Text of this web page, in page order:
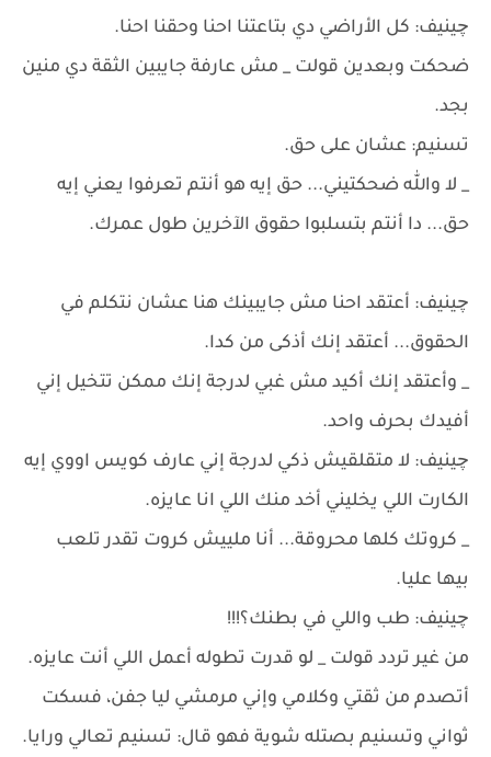
چينيف: كل الأراضي دي بتاعتنا احنا وحقنا احنا.
ضحكت وبعدين قولت _ مش عارفة جايبين الثقة دي منين
بجد.
تسنيم: عشان على حق.
_ لا والله ضحكتيني... حق إيه هو أنتم تعرفوا يعني إيه
حق... دا أنتم بتسلبوا حقوق الآخرين طول عمرك.
چينيف: أعتقد احنا مش جايبينك هنا عشان نتكلم في
الحقوق... أعتقد إنك أذكى من كدا.
_ وأعتقد إنك أكيد مش غبي لدرجة إنك ممكن تتخيل إني
أفيدك بحرف واحد.
چينيف: لا متقلقيش ذكي لدرجة إني عارف كويس اووي إيه
الكارت اللي يخليني أخد منك اللي انا عايزه.
_ كروتك كلها محروقة... أنا ملييش كروت تقدر تلعب
بيها عليا.
چينيف: طب واللي في بطنك؟!!!
من غير تردد قولت _ لو قدرت تطوله أعمل اللي أنت عايزه.
أتصدم من ثقتي وكلامي وإني مرمشي ليا جفن، فسكت
ثواني وتسنيم بصتله شوية فهو قال: تسنيم تعالي ورايا.